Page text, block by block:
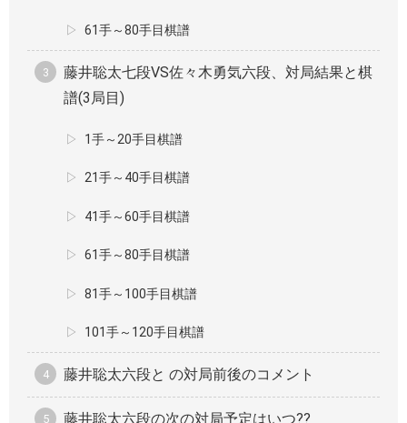
61手～80手目棋譜
藤井聡太七段VS佐々木勇気六段、対局結果と棋
譜(3局目)
1手～20手目棋譜
21手～40手目棋譜
41手～60手目棋譜
61手～80手目棋譜
81手～100手目棋譜
101手～120手目棋譜
藤井聡太六段と の対局前後のコメント
藤井聡太六段の次の対局予定はいつ??